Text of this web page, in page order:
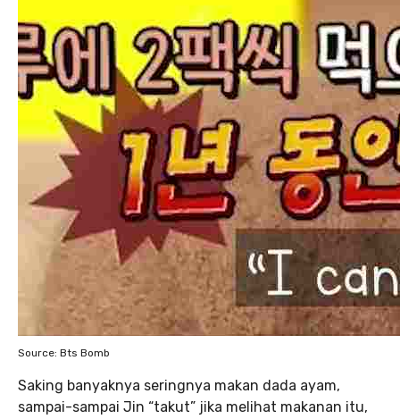
Source: Bts Bomb
Saking banyaknya seringnya makan dada ayam,
sampai-sampai Jin “takut” jika melihat makanan itu,